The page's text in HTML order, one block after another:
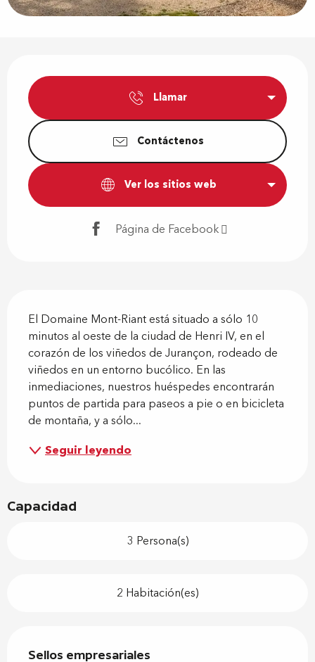
Llamar
Contáctenos
Ver los sitios web
Página de Facebook
El Domaine Mont-Riant está situado a sólo 10
minutos al oeste de la ciudad de Henri IV, en el
corazón de los viñedos de Jurançon, rodeado de
viñedos en un entorno bucólico. En las
inmediaciones, nuestros huéspedes encontrarán
puntos de partida para paseos a pie o en bicicleta
de montaña, y a sólo...
Seguir leyendo
Capacidad
3 Persona(s)
2 Habitación(es)
Sellos empresariales
Sellos empresariales